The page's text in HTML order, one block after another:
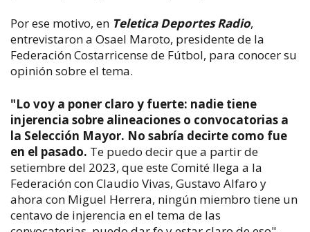
Por ese motivo, en Teletica Deportes Radio,
entrevistaron a Osael Maroto, presidente de la
Federación Costarricense de Fútbol, para conocer su
opinión sobre el tema.
"Lo voy a poner claro y fuerte: nadie tiene
injerencia sobre alineaciones o convocatorias a
la Selección Mayor. No sabría decirte como fue
en el pasado. Te puedo decir que a partir de
setiembre del 2023, que este Comité llega a la
Federación con Claudio Vivas, Gustavo Alfaro y
ahora con Miguel Herrera, ningún miembro tiene un
centavo de injerencia en el tema de las